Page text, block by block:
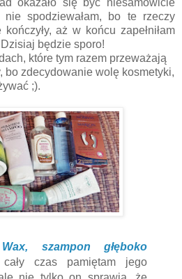
spodziewałam, bo te rzeczy
aż w końcu zapełniłam
będzie sporo!
które tym razem przeważają
bo zdecydowanie wolę kosmetyki,
;).
szampon głęboko
czas pamiętam jego